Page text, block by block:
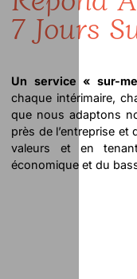
7 Jours
Un service « sur-
chaque intérimaire,
que nous adaptons
près de l’entreprise
valeurs et en
économique et du